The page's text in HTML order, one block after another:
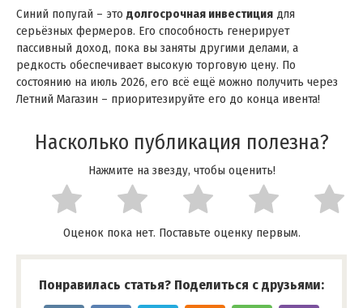
Синий попугай – это долгосрочная инвестиция для
серьёзных фермеров. Его способность генерирует
пассивный доход, пока вы заняты другими делами, а
редкость обеспечивает высокую торговую цену. По
состоянию на июль 2026, его всё ещё можно получить через
Летний Магазин – приоритезируйте его до конца ивента!
Насколько публикация полезна?
Нажмите на звезду, чтобы оценить!
Оценок пока нет. Поставьте оценку первым.
Понравилась статья? Поделиться с друзьями: